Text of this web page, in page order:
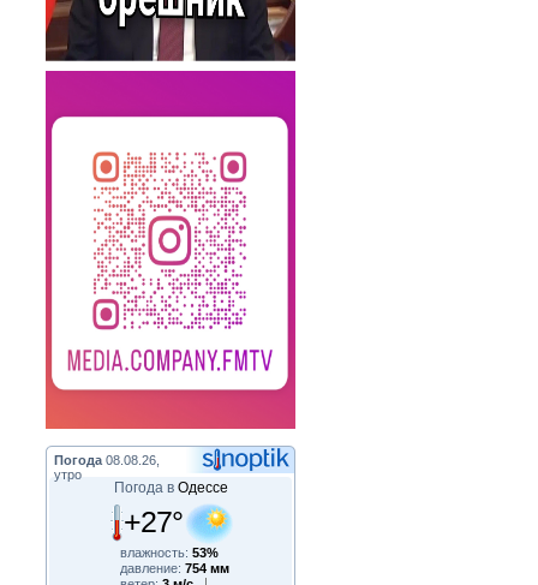
Погода 08.08.26,
утро
Погода в Одессе
+27°
влажность: 53%
давление: 754 мм